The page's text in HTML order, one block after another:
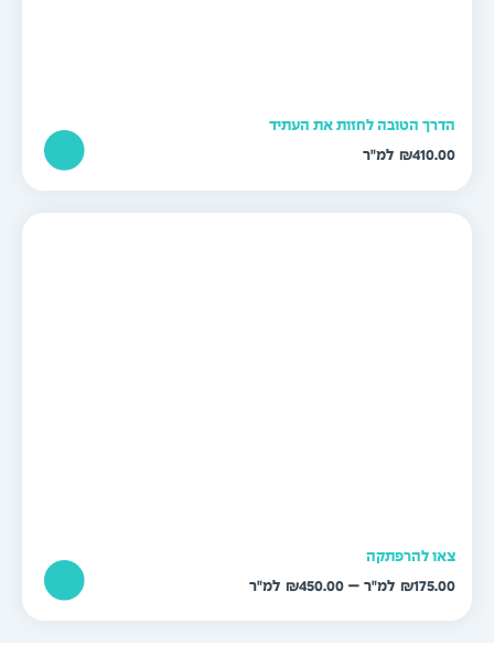
הטובה לחזות את העתיד
₪
להרפתקה
₪
–
₪450.00
טווח